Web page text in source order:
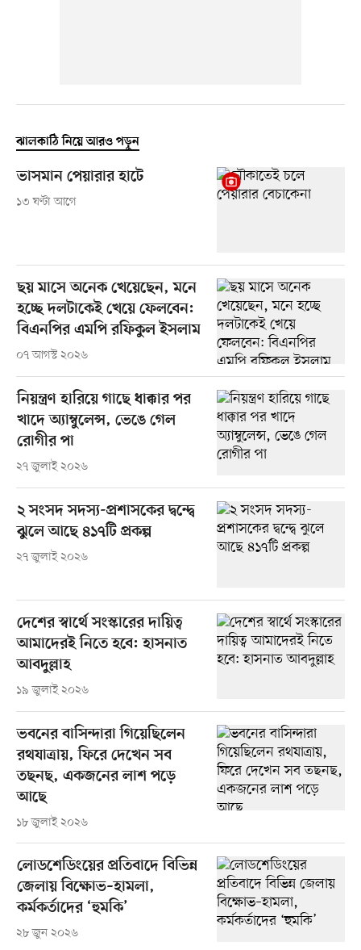
ঝালকাঠি নিয়ে আরও পড়ুন
ভাসমান পেয়ারার হাটে
১৩ ঘণ্টা আগে
ছয় মাসে অনেক খেয়েছেন, মনে
হচ্ছে দলটাকেই খেয়ে ফেলবেন:
বিএনপির এমপি রফিকুল ইসলাম
০৭ আগস্ট ২০২৬
নিয়ন্ত্রণ হারিয়ে গাছে ধাক্কার পর
খাদে অ্যাম্বুলেন্স, ভেঙে গেল
রোগীর পা
২৭ জুলাই ২০২৬
২ সংসদ সদস্য-প্রশাসকের দ্বন্দ্বে
ঝুলে আছে ৪১৭টি প্রকল্প
২৭ জুলাই ২০২৬
দেশের স্বার্থে সংস্কারের দায়িত্ব
আমাদেরই নিতে হবে: হাসনাত
আবদুল্লাহ
১৯ জুলাই ২০২৬
ভবনের বাসিন্দারা গিয়েছিলেন
রথযাত্রায়, ফিরে দেখেন সব
তছনছ, একজনের লাশ পড়ে
আছে
১৮ জুলাই ২০২৬
লোডশেডিংয়ের প্রতিবাদে বিভিন্ন
জেলায় বিক্ষোভ–হামলা,
কর্মকর্তাদের ‘হুমকি’
২৮ জুন ২০২৬